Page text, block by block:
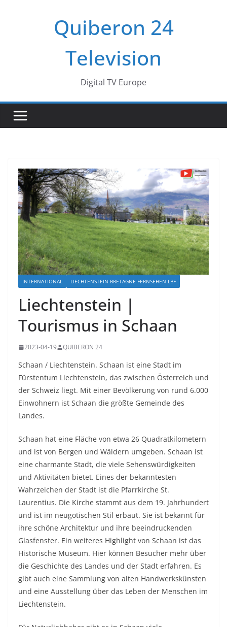
Quiberon 24
Television
Digital TV Europe
INTERNATIONAL LIECHTENSTEIN BRETAGNE FERNSEHEN LBF
Liechtenstein |
Tourismus in Schaan
2023-04-19 QUIBERON 24
Schaan / Liechtenstein. Schaan ist eine Stadt im
Fürstentum Liechtenstein, das zwischen Österreich und
der Schweiz liegt. Mit einer Bevölkerung von rund 6.000
Einwohnern ist Schaan die größte Gemeinde des
Landes.
Schaan hat eine Fläche von etwa 26 Quadratkilometern
und ist von Bergen und Wäldern umgeben. Schaan ist
eine charmante Stadt, die viele Sehenswürdigkeiten
und Aktivitäten bietet. Eines der bekanntesten
Wahrzeichen der Stadt ist die Pfarrkirche St.
Laurentius. Die Kirche stammt aus dem 19. Jahrhundert
und ist im neugotischen Stil erbaut. Sie ist bekannt für
ihre schöne Architektur und ihre beeindruckenden
Glasfenster. Ein weiteres Highlight von Schaan ist das
Historische Museum. Hier können Besucher mehr über
die Geschichte des Landes und der Stadt erfahren. Es
gibt auch eine Sammlung von alten Handwerkskünsten
und eine Ausstellung über das Leben der Menschen im
Liechtenstein.